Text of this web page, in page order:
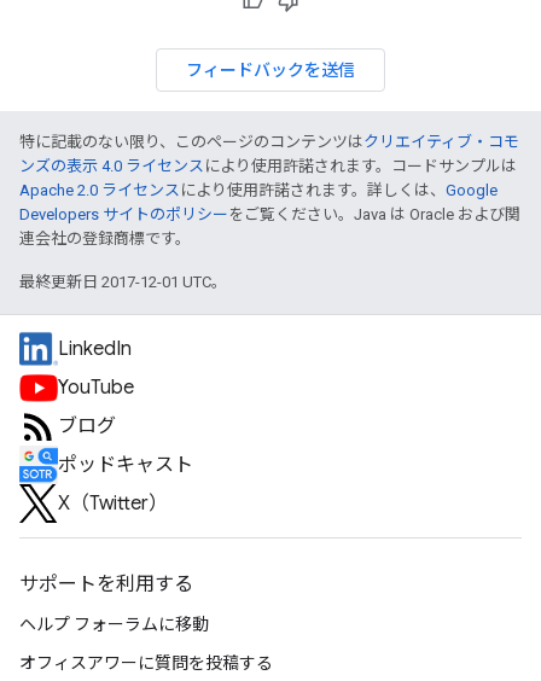
フィードバックを送信
特に記載のない限り、このページのコンテンツはクリエイティブ・コモ
ンズの表示 4.0 ライセンス により使用許諾されます。コードサンプルは
Apache 2.0 ライセンス により使用許諾されます。詳しくは、 Google
Developers サイトのポリシー をご覧ください。Java は Oracle および関
連会社の登録商標です。
最終更新日 2017-12-01 UTC。
LinkedIn
YouTube
ブログ
ポッドキャスト
X（Twitter）
サポートを利用する
ヘルプ フォーラムに移動
オフィスアワーに質問を投稿する